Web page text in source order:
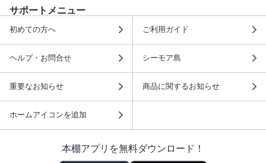
サポートメニュー
初めての方へ ご利用ガイド
ヘルプ・お問合せ シーモア島
重要なお知らせ 商品に関するお知らせ
ホームアイコンを追加
本棚アプリを無料ダウンロード！